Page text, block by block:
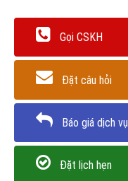
Gọi CSKH
Đặt câu hỏi
Báo giá dịch vụ
Đặt lịch hẹn